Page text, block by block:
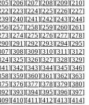
][206][207][208][209][210]
][223][224][225][226][227]
][240][241 ][242][243][244]
][257][258][259][260][261 ]
][274][275][276][277][278]
][291 ][292][293][294][295]
][308][309][310][311 ][312]
][325][326][327][328][329]
][342][343][344][345][346]
][359][360][361 ][362][363]
][376][377][378][379][380]
][393][394][395][396][397]
][410][411 ][412][413][414]